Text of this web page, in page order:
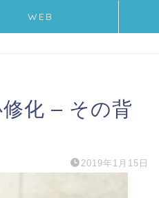
WEB
化 – その背
2019年1月15日